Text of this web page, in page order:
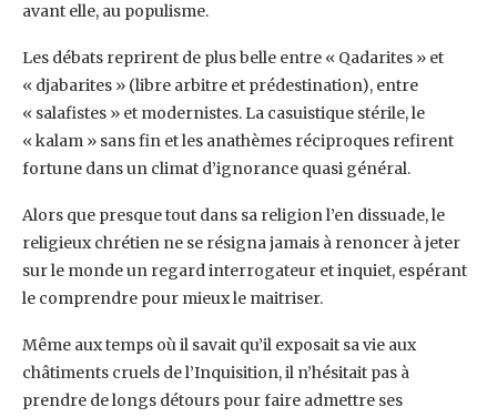
avant elle, au populisme.
Les débats reprirent de plus belle entre « Qadarites » et
« djabarites » (libre arbitre et prédestination), entre
« salafistes » et modernistes. La casuistique stérile, le
« kalam » sans fin et les anathèmes réciproques refirent
fortune dans un climat d’ignorance quasi général.
Alors que presque tout dans sa religion l’en dissuade, le
religieux chrétien ne se résigna jamais à renoncer à jeter
sur le monde un regard interrogateur et inquiet, espérant
le comprendre pour mieux le maitriser.
Même aux temps où il savait qu’il exposait sa vie aux
châtiments cruels de l’Inquisition, il n’hésitait pas à
prendre de longs détours pour faire admettre ses